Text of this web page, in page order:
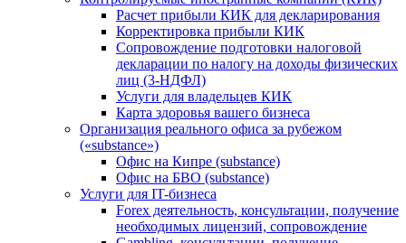
Расчет прибыли КИК для декларирования
Корректировка прибыли КИК
Сопровождение подготовки налоговой
декларации по налогу на доходы физических
лиц (3-НДФЛ)
Услуги для владельцев КИК
Карта здоровья вашего бизнеса
Организация реального офиса за рубежом
(«substance»)
Офис на Кипре (substance)
Офис на БВО (substance)
Услуги для IT-бизнеса
Forex деятельность, консультации, получение
необходимых лицензий, сопровождение